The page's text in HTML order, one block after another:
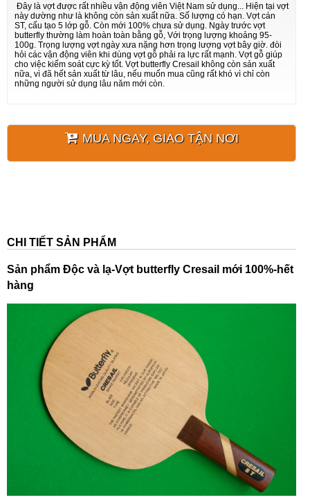
Đây là vợt được rất nhiều vận động viên Việt Nam sử dụng... Hiện tại vợt
này dường như là không còn sản xuất nữa. Số lượng có hạn. Vợt cán
ST, cấu tạo 5 lớp gỗ. Còn mới 100% chưa sử dụng. Ngày trước vợt
butterfly thường làm hoàn toàn bằng gỗ, Với trọng lượng khoảng 95-
100g. Trọng lượng vợt ngày xưa nặng hơn trọng lượng vợt bây giờ. đòi
hỏi các vận động viên khi dùng vợt gỗ phải ra lực rất mạnh. Vợt gỗ giúp
cho việc kiểm soát cực kỳ tốt. Vợt butterfly Cresail không còn sản xuất
nữa, vì đã hết sản xuất từ lâu, nếu muốn mua cũng rất khó vì chỉ còn
những người sử dụng lâu năm mới còn.
MUA NGAY, GIAO TẬN NƠI
CHI TIẾT SẢN PHẨM
Sản phẩm Độc và lạ-Vợt butterfly Cresail mới 100%-hết
hàng